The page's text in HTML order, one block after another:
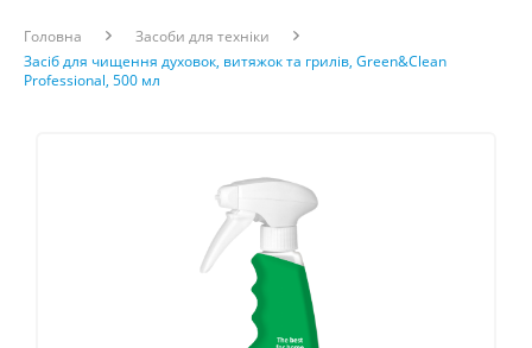
Головна
Засоби для техніки
Засіб для чищення духовок, витяжок та грилів, Green&Clean
Professional, 500 мл